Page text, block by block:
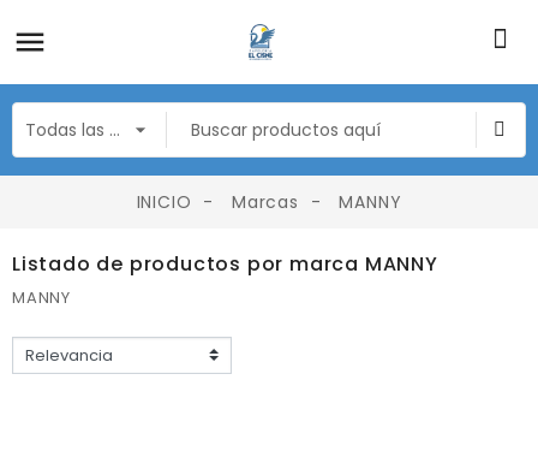
INICIO Marcas MANNY
Listado de productos por marca MANNY
MANNY